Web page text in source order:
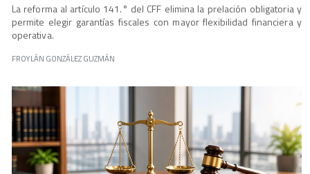
La reforma al artículo 141.° del CFF elimina la prelación obligatoria y
permite elegir garantías fiscales con mayor flexibilidad financiera y
operativa.
FROYLÁN GONZÁLEZ GUZMÁN